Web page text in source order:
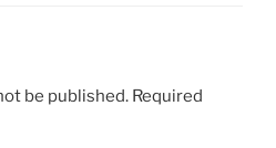
be published. Required